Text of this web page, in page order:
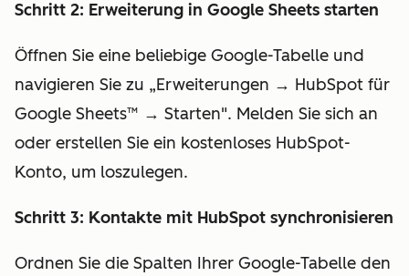
Schritt 2: Erweiterung in Google Sheets starten
Öffnen Sie eine beliebige Google-Tabelle und
navigieren Sie zu „Erweiterungen → HubSpot für
Google Sheets™ → Starten". Melden Sie sich an
oder erstellen Sie ein kostenloses HubSpot-
Konto, um loszulegen.
Schritt 3: Kontakte mit HubSpot synchronisieren
Ordnen Sie die Spalten Ihrer Google-Tabelle den